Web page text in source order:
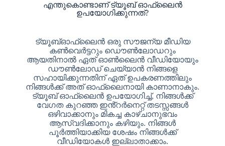
എന്തുകൊണ്ടാണ് ട്യൂബ് ഓഫ്‌ലൈൻ
ഉപയോഗിക്കുന്നത്?
ട്യൂബ്ഓഫ്‌ലൈൻ ഒരു സൗജന്യ മീഡിയ
കൺവെർട്ടറും ഡൌൺലോഡറും
ആയതിനാൽ ഏത് ഓൺലൈൻ വീഡിയോയും
ഡൗൺലോഡ് ചെയ്യാൻ നിങ്ങളെ
സഹായിക്കുന്നതിന് ഏത് ഉപകരണത്തിലും
നിങ്ങൾക്ക് അത് ഓഫ്‌ലൈനായി കാണാനാകും.
ട്യൂബ് ഓഫ്‌ലൈൻ ഉപയോഗിച്ച്, നിങ്ങൾക്ക്
വേഗത കുറഞ്ഞ ഇൻ്റർനെറ്റ് തടസ്സങ്ങൾ
ഒഴിവാക്കാനും മികച്ച കാഴ്ചാനുഭവം
ആസ്വദിക്കാനും കഴിയും. നിങ്ങൾ
പൂർത്തിയാക്കിയ ശേഷം നിങ്ങൾക്ക്
വീഡിയോകൾ ഇല്ലാതാക്കാം.